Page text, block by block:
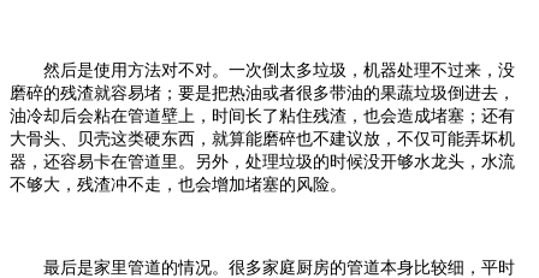
然后是使用方法对不对。一次倒太多垃圾，机器处理不过来，没
磨碎的残渣就容易堵；要是把热油或者很多带油的果蔬垃圾倒进去，
油冷却后会粘在管道壁上，时间长了粘住残渣，也会造成堵塞；还有
大骨头、贝壳这类硬东西，就算能磨碎也不建议放，不仅可能弄坏机
器，还容易卡在管道里。另外，处理垃圾的时候没开够水龙头，水流
不够大，残渣冲不走，也会增加堵塞的风险。
最后是家里管道的情况。很多家庭厨房的管道本身比较细，平时